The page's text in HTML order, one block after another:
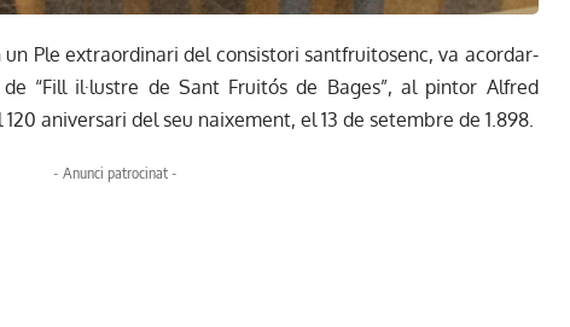
un Ple extraordinari del consistori santfruitosenc, va acordar-
“Fill il·lustre de Sant Fruitós de Bages”, al pintor Alfred
aniversari del seu naixement, el 13 de setembre de 1.898.
- Anunci patrocinat -